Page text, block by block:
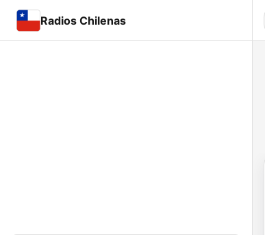
Radios Chilenas